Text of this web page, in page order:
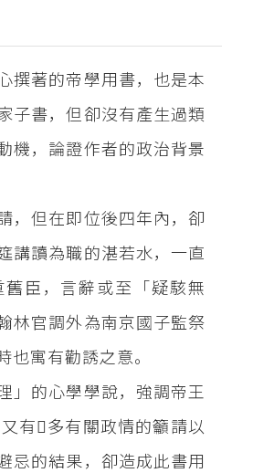
撰著的帝學用書，也是本
子書，但卻沒有產生過類
機，論證作者的政治背景
，但在即位後四年內，卻
講讀為職的湛若水，一直
臣，言辭或至「疑駭無
林官調外為南京國子監祭
寓有勸誘之意。
」的心學學說，強調帝王
有多有關政情的籲請以
忌的結果，卻造成此書用